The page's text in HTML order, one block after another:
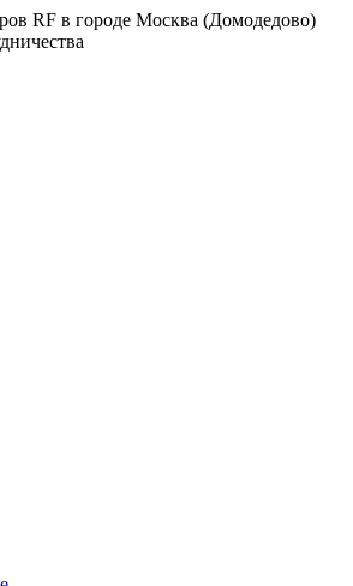
RF в городе Москва (Домодедово)